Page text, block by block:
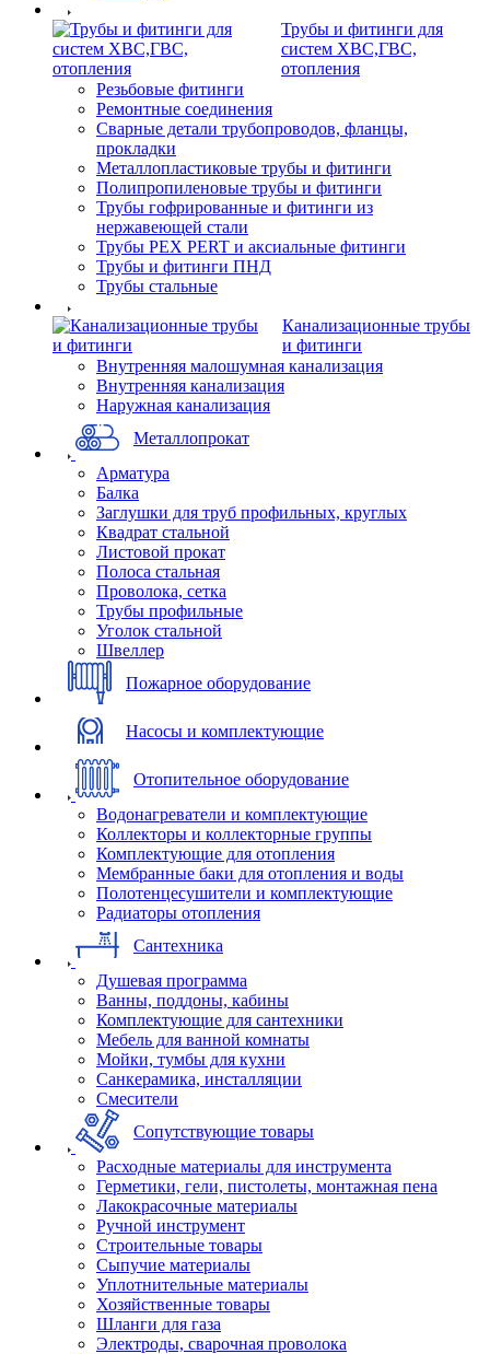
Трубы и фитинги для
систем ХВС,ГВС,
отопления
Резьбовые фитинги
Ремонтные соединения
Сварные детали трубопроводов, фланцы,
прокладки
Металлопластиковые трубы и фитинги
Полипропиленовые трубы и фитинги
Трубы гофрированные и фитинги из
нержавеющей стали
Трубы PEX PERT и аксиальные фитинги
Трубы и фитинги ПНД
Трубы стальные
Канализационные трубы
и фитинги
Внутренняя малошумная канализация
Внутренняя канализация
Наружная канализация
Металлопрокат
Арматура
Балка
Заглушки для труб профильных, круглых
Квадрат стальной
Листовой прокат
Полоса стальная
Проволока, сетка
Трубы профильные
Уголок стальной
Швеллер
Пожарное оборудование
Насосы и комплектующие
Отопительное оборудование
Водонагреватели и комплектующие
Коллекторы и коллекторные группы
Комплектующие для отопления
Мембранные баки для отопления и воды
Полотенцесушители и комплектующие
Радиаторы отопления
Сантехника
Душевая программа
Ванны, поддоны, кабины
Комплектующие для сантехники
Мебель для ванной комнаты
Мойки, тумбы для кухни
Санкерамика, инсталляции
Смесители
Сопутствующие товары
Расходные материалы для инструмента
Герметики, гели, пистолеты, монтажная пена
Лакокрасочные материалы
Ручной инструмент
Строительные товары
Сыпучие материалы
Уплотнительные материалы
Хозяйственные товары
Шланги для газа
Электроды, сварочная проволока